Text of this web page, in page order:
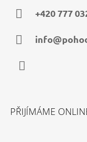
+420 777
PŘIJÍMÁME